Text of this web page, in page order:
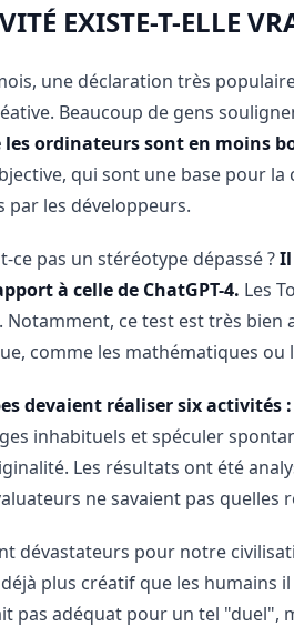
EXISTE-T-ELLE
une déclaration très
Beaucoup de gens
ordinateurs sont en moins
qui sont une base pour
par les développeurs.
ce pas un stéréotype dépassé ?Il
à celle de ChatGPT-4. Les
Notamment, ce test est très
comme les mathématiques ou
devaient réaliser six activités :
inhabituels et spéculer
Les résultats ont été
ne savaient pas quelles
dévastateurs pour notre
déjà plus créatif que les
pas adéquat pour un tel "duel",